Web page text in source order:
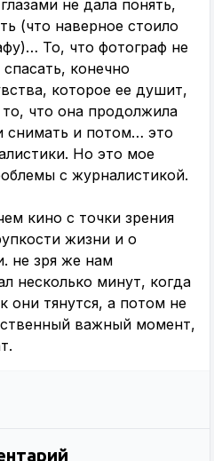
не дала понять,
(что наверное стоило
То, что фотограф не
конечно
которое ее душит,
что она продолжила
снимать и потом… это
Но это мое
с журналистикой.
кино с точки зрения
жизни и о
не зря же нам
несколько минут, когда
они тянутся, а потом не
важный момент,